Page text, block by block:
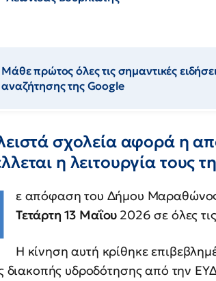
Μάθε πρώτος όλες τις σημαντικές
αναζήτησης της Google
σχολεία αφορά η
η λειτουργία τους
ε απόφαση του Δήμου
Τετάρτη 13 Μαΐου 2026 σε όλες
Η κίνηση αυτή κρίθηκε
υδροδότησης από την